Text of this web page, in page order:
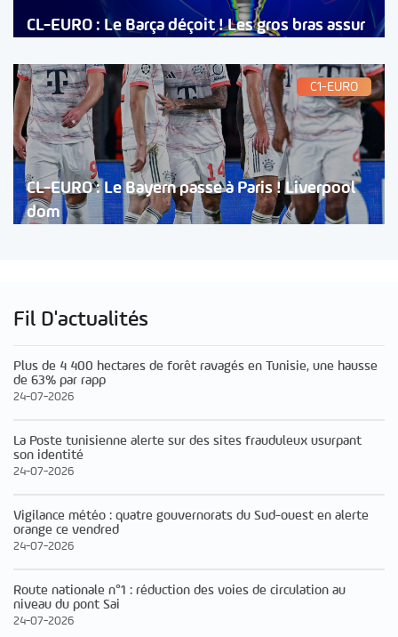
CL-EURO : Le Barça déçoit ! Les gros bras assur
C1-EURO
CL-EURO : Le Bayern passe à Paris ! Liverpool
dom
Fil D'actualités
Plus de 4 400 hectares de forêt ravagés en Tunisie, une hausse
de 63% par rapp
24-07-2026
La Poste tunisienne alerte sur des sites frauduleux usurpant
son identité
24-07-2026
Vigilance météo : quatre gouvernorats du Sud-ouest en alerte
orange ce vendred
24-07-2026
Route nationale n°1 : réduction des voies de circulation au
niveau du pont Sai
24-07-2026